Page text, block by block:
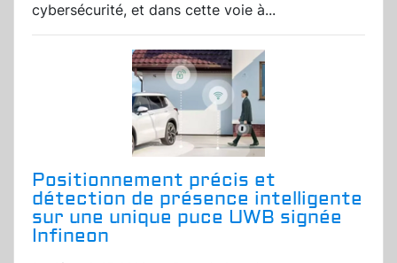
cybersécurité, et dans cette voie à...
Positionnement précis et
détection de présence intelligente
sur une unique puce UWB signée
Infineon